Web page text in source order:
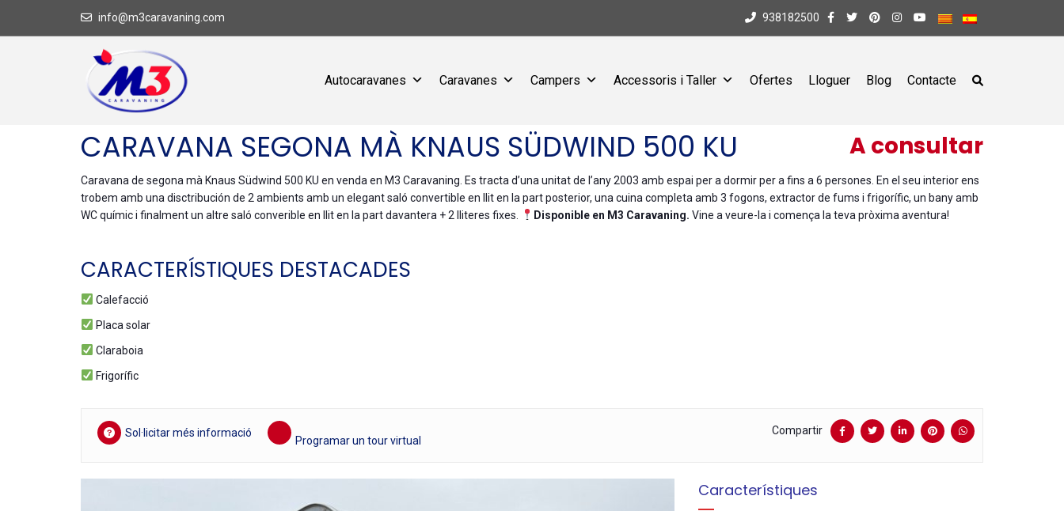
info@m3caravaning.com 938182500
Autocaravanes Caravanes Campers Accessoris i Taller Ofertes Lloguer Blog Contacte
CARAVANA SEGONA MÀ KNAUS SÜDWIND 500 KU A consultar
Caravana de segona mà Knaus Südwind 500 KU en venda en M3 Caravaning. Es tracta d’una unitat de l’any 2003 amb espai per a dormir per a fins a 6 persones. En el seu interior ens
trobem amb una disctribución de 2 ambients amb un elegant saló convertible en llit en la part posterior, una cuina completa amb 3 fogons, extractor de fums i frigorífic, un bany amb
WC químic i finalment un altre saló converible en llit en la part davantera + 2 lliteres fixes.
Disponible en M3 Caravaning. Vine a veure-la i comença la teva pròxima aventura!
CARACTERÍSTIQUES DESTACADES
Calefacció
Placa solar
Claraboia
Frigorífic
Sol·licitar més informació
Programar un tour virtual
Compartir
Característiques